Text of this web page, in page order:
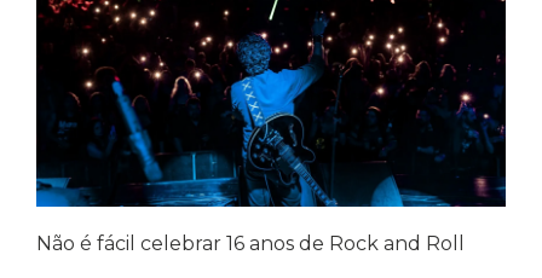
Não é fácil celebrar 16 anos de Rock and Roll